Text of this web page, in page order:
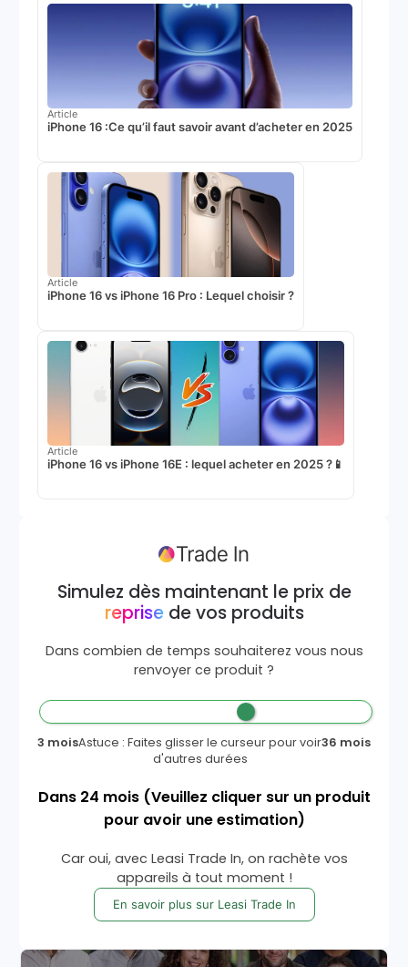
Article
iPhone 16 :Ce qu’il faut savoir avant d’acheter en 2025
Article
iPhone 16 vs iPhone 16 Pro : Lequel choisir ?
Article
iPhone 16 vs iPhone 16E : lequel acheter en 2025 ?📱
Simulez dès maintenant le prix de
reprisede vos produits
Dans combien de temps souhaiterez vous nous
renvoyer ce produit ?
3 moisAstuce : Faites glisser le curseur pour voir
d'autres durées
36 mois
Dans 24 mois (Veuillez cliquer sur un produit
pour avoir une estimation)
Car oui, avec Leasi Trade In, on rachète vos
appareils à tout moment !
En savoir plus sur Leasi Trade In